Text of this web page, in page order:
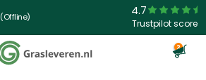
(Offline) 4.7
Trustpilot score
3